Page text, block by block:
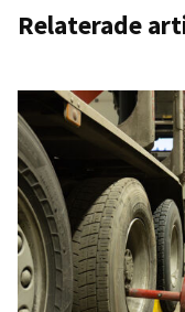
Relaterade